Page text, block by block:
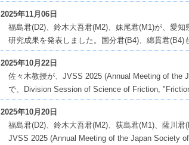
2025年11月06日
福島君(D2)、鈴木大吾君(M2)、妹尾君(M1)が、愛
研究成果を発表しました。国分君(B4)、綿貫君(B4)
2025年10月22日
佐々木教授が、JVSS 2025 (Annual Meeting of the
で、Division Session of Science of Friction,
2025年10月20日
福島君(D2)、鈴木大吾君(M2)、荻島君(M1)、薩川
JVSS 2025 (Annual Meeting of the Japan Society